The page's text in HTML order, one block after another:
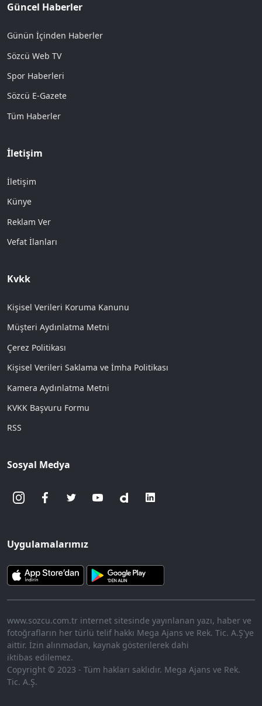
Güncel Haberler
Günün İçinden Haberler
Sözcü Web TV
Spor Haberleri
Sözcü E-Gazete
Tüm Haberler
İletişim
İletişim
Künye
Reklam Ver
Vefat İlanları
Kvkk
Kişisel Verileri Koruma Kanunu
Müşteri Aydınlatma Metni
Çerez Politikası
Kişisel Verileri Saklama ve İmha Politikası
Kamera Aydınlatma Metni
KVKK Başvuru Formu
RSS
Sosyal Medya
Uygulamalarımız
www.sozcu.com.tr internet sitesinde yayınlanan yazı, haber ve
fotoğrafların her türlü telif hakkı Mega Ajans ve Rek. Tic. A.Ş'ye
aittir. İzin alınmadan, kaynak gösterilerek dahi
iktibas edilemez.
Copyright © 2023 - Tüm hakları saklıdır. Mega Ajans ve Rek.
Tic. A.Ş.